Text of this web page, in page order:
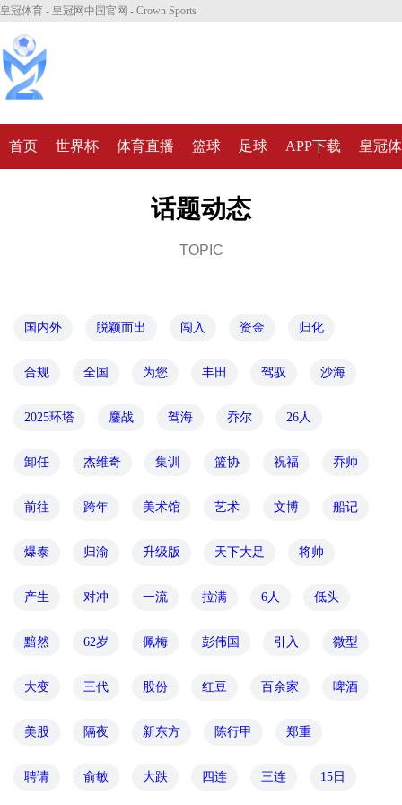
皇冠体育 - 皇冠网中国官网 - Crown Sports
首页 世界杯 体育直播 篮球 足球 APP下载 皇冠
话题动态
TOPIC
国内外 脱颖而出 闯入 资金 归化
合规 全国 为您 丰田 驾驭 沙海
2025环塔 鏖战 驾海 乔尔 26人
卸任 杰维奇 集训 篮协 祝福 乔帅
前往 跨年 美术馆 艺术 文博 船记
爆泰 归渝 升级版 天下大足 将帅
产生 对冲 一流 拉满 6人 低头
黯然 62岁 佩梅 彭伟国 引入 微型
大变 三代 股份 红豆 百余家 啤酒
美股 隔夜 新东方 陈行甲 郑重
聘请 俞敏 大跌 四连 三连 15日